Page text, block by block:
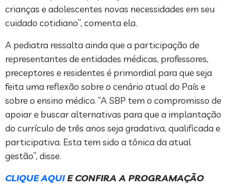
crianças e adolescentes novas necessidades em seu
cuidado cotidiano”, comenta ela.
A pediatra ressalta ainda que a participação de
representantes de entidades médicas, professores,
preceptores e residentes é primordial para que seja
feita uma reflexão sobre o cenário atual do País e
sobre o ensino médico. “A SBP tem o compromisso de
apoiar e buscar alternativas para que a implantação
do currículo de três anos seja gradativa, qualificada e
participativa. Esta tem sido a tônica da atual
gestão”, disse.
CLIQUE AQUIE CONFIRA A PROGRAMAÇÃO